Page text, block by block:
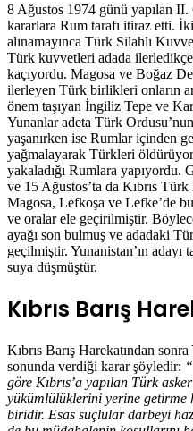
8 Ağustos 1974 günü yapılan II.
kararlara Rum tarafı itiraz etti.
alınamayınca Türk Silahlı
Türk kuvvetleri adada
kaçıyordu. Magosa ve Boğaz
ilerleyen Türk birlikleri onların
önem taşıyan İngiliz Tepe ve
Yunanlar adeta Türk
yaşanırken ise Rumlar içinden
yağmalayarak Türkleri
yakaladığı Rumlara yapıyordu.
ve 15 Ağustos’ta da Kıbrıs
Magosa, Lefkoşa ve Lefke’de
ve oralar ele geçirilmiştir.
ayağı son bulmuş ve adadaki
geçilmiştir. Yunanistan’ın
suya düşmüştür.
Kıbrıs Barış
Kıbrıs Barış Harekatından
sonunda verdiği karar şöyledir:
göre Kıbrıs’a yapılan Türk
yükümlülüklerini yerine getirme
biridir. Esas suçlular darbeyi